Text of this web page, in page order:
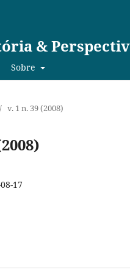
&
Sobre
/ v. 1 n. 39 (2008)
17